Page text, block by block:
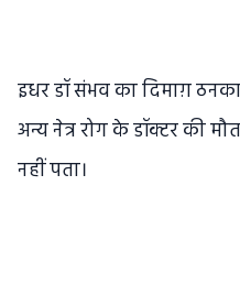
इधर डॉ संभव का दिमाग़
अन्य नेत्र रोग के डॉक्टर की
नहीं पता।